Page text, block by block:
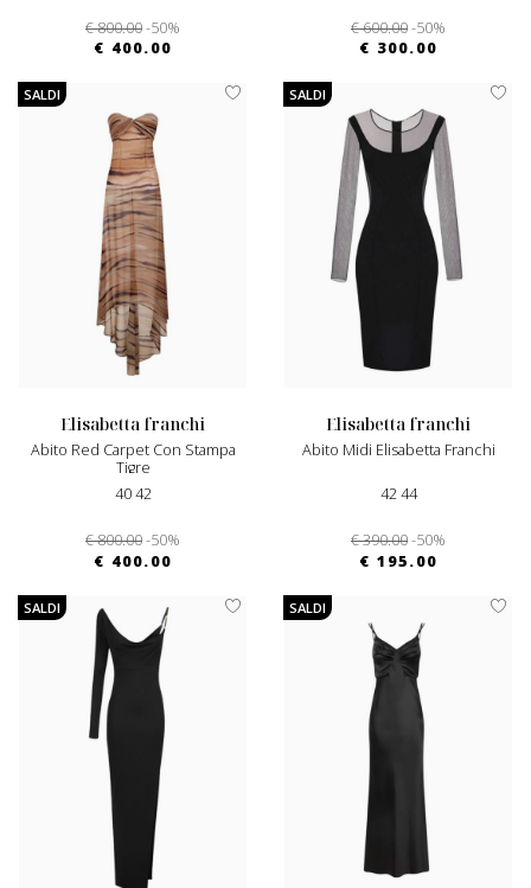
€ 800.00-50%
€ 400.00
€ 600.00-50%
€ 300.00
SALDI
elisabetta franchi
Abito Red Carpet Con Stampa
Tigre
40 42
€ 800.00-50%
€ 400.00
SALDI
elisabetta franchi
Abito Midi Elisabetta Franchi
42 44
€ 390.00-50%
€ 195.00
SALDI SALDI